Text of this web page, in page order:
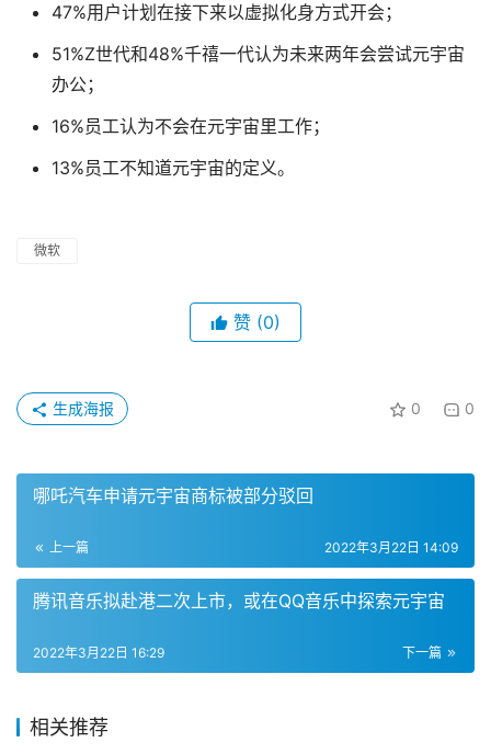
47%用户计划在接下来以虚拟化身方式开会；
51%Z世代和48%千禧一代认为未来两年会尝试元宇宙
办公；
16%员工认为不会在元宇宙里工作；
13%员工不知道元宇宙的定义。
微软
赞 (0)
0 0
生成海报
哪吒汽车申请元宇宙商标被部分驳回
上一篇 2022年3月22日 14:09
腾讯音乐拟赴港二次上市，或在QQ音乐中探索元宇宙
下一篇
2022年3月22日 16:29
相关推荐